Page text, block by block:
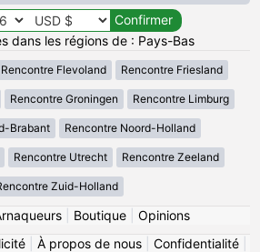
dans les régions de : Pays-Bas
Rencontre Flevoland Rencontre Friesland
Rencontre Groningen Rencontre Limburg
Brabant Rencontre Noord-Holland
Rencontre Utrecht Rencontre Zeeland
Zuid-Holland
| Boutique| Opinions
À propos de nous Confidentialité